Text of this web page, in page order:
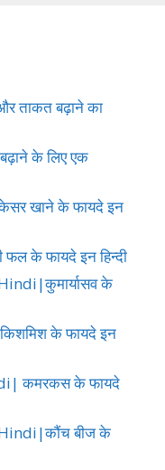
ताकत बढ़ाने का
के लिए एक
खाने के फायदे इन
के फायदे इन हिन्दी
के
के फायदे इन
कमरकस के फायदे
बीज के